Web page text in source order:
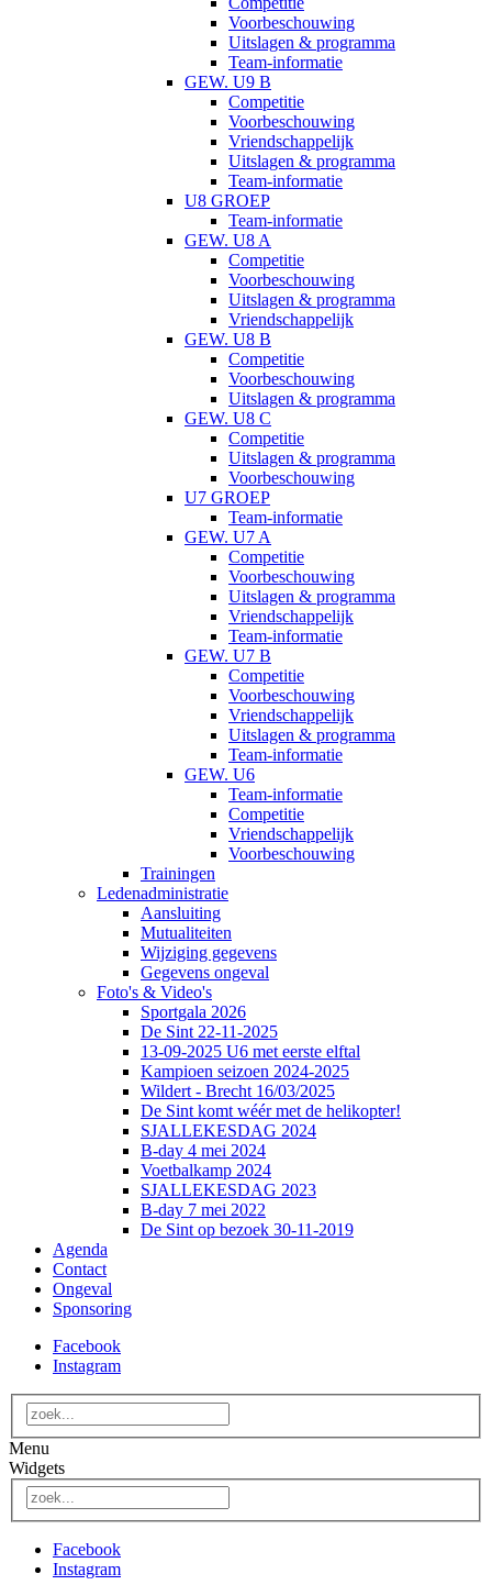
Voorbeschouwing
Uitslagen & programma
Team-informatie
GEW. U9 B
Competitie
Voorbeschouwing
Vriendschappelijk
Uitslagen & programma
Team-informatie
U8 GROEP
Team-informatie
GEW. U8 A
Competitie
Voorbeschouwing
Uitslagen & programma
Vriendschappelijk
GEW. U8 B
Competitie
Voorbeschouwing
Uitslagen & programma
GEW. U8 C
Competitie
Uitslagen & programma
Voorbeschouwing
U7 GROEP
Team-informatie
GEW. U7 A
Competitie
Voorbeschouwing
Uitslagen & programma
Vriendschappelijk
Team-informatie
GEW. U7 B
Competitie
Voorbeschouwing
Vriendschappelijk
Uitslagen & programma
Team-informatie
GEW. U6
Team-informatie
Competitie
Vriendschappelijk
Voorbeschouwing
Trainingen
Ledenadministratie
Aansluiting
Mutualiteiten
Wijziging gegevens
Gegevens ongeval
Foto's & Video's
Sportgala 2026
De Sint 22-11-2025
13-09-2025 U6 met eerste elftal
Kampioen seizoen 2024-2025
Wildert - Brecht 16/03/2025
De Sint komt wéér met de helikopter!
SJALLEKESDAG 2024
B-day 4 mei 2024
Voetbalkamp 2024
SJALLEKESDAG 2023
B-day 7 mei 2022
De Sint op bezoek 30-11-2019
Agenda
Contact
Ongeval
Sponsoring
Facebook
Instagram
Menu
Widgets
Facebook
Instagram